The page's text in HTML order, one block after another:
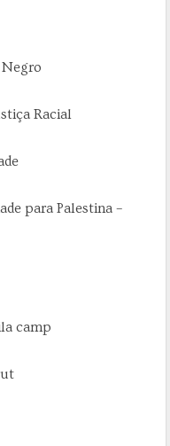
Racial
para Palestina –
camp